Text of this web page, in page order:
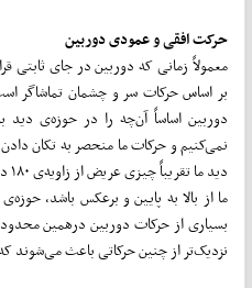
حرکت افقی و عمودی دوربین
معمولاً زمانی که دوربین در جای ثابتی
بر اساس حرکات سر و چشمان تماشاگر
دوربین اساساً آن‌چه را در حوزه‌ی
نمی‌کنیم و حرکات ما منحصر به تکان
دید
بسیاری از حرکات دوربین درهمین
نزدیک‌تر از چنین حرکاتی باعث می‌شوند